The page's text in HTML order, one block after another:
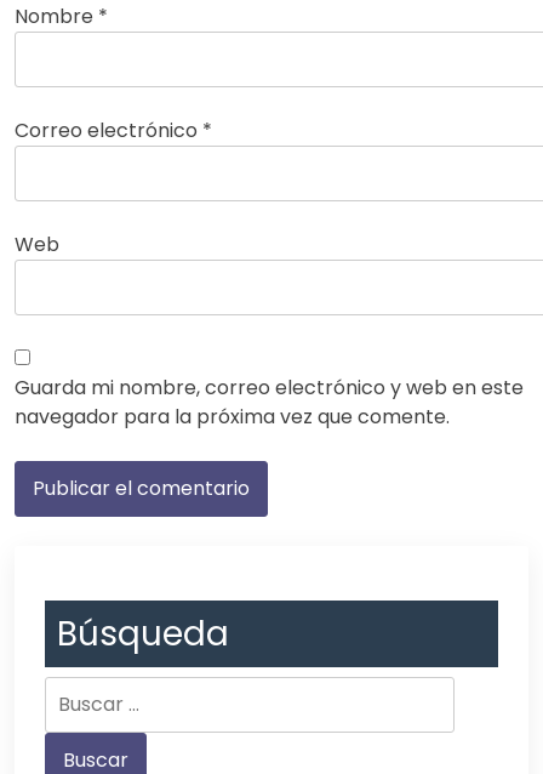
Nombre *
Correo electrónico *
Web
Guarda mi nombre, correo electrónico y web en este
navegador para la próxima vez que comente.
Búsqueda